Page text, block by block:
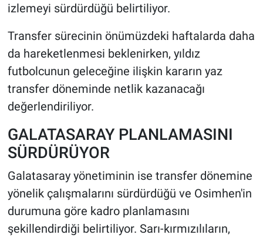
izlemeyi sürdürdüğü belirtiliyor.
Transfer sürecinin önümüzdeki haftalarda daha
da hareketlenmesi beklenirken, yıldız
futbolcunun geleceğine ilişkin kararın yaz
transfer döneminde netlik kazanacağı
değerlendiriliyor.
GALATASARAY PLANLAMASINI
SÜRDÜRÜYOR
Galatasaray yönetiminin ise transfer dönemine
yönelik çalışmalarını sürdürdüğü ve Osimhen'in
durumuna göre kadro planlamasını
şekillendirdiği belirtiliyor. Sarı-kırmızılıların,